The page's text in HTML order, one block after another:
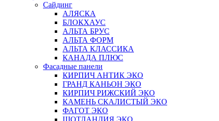
Сайдинг
АЛЯСКА
БЛОКХАУС
АЛЬТА БРУС
АЛЬТА ФОРМ
АЛЬТА КЛАССИКА
КАНАДА ПЛЮС
Фасадные панели
КИРПИЧ АНТИК ЭКО
ГРАНД КАНЬОН ЭКО
КИРПИЧ РИЖСКИЙ ЭКО
КАМЕНЬ СКАЛИСТЫЙ ЭКО
ФАГОТ ЭКО
ШОТЛАНДИЯ ЭКО